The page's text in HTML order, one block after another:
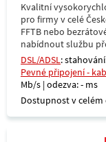
Kvalitní
pro firmy v celé
FFTB nebo
nabídnout službu
DSL/ADSL:
Pevné připojení -
Mb/s | odezva: - ms
Dostupnost v celém